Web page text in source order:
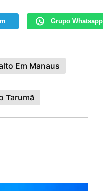
Grupo Whatsapp
Em Manaus
Tarumã